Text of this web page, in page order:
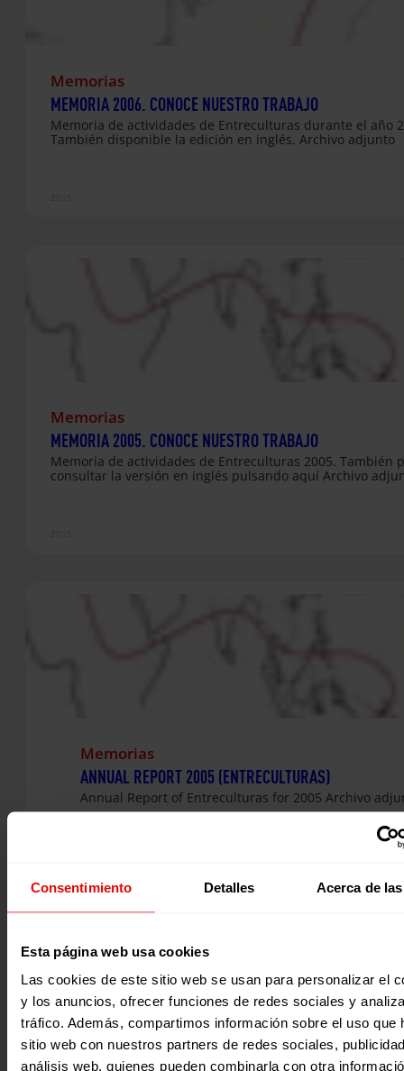
Consentimiento Detalles Acerca de
Esta página web usa cookies
Las cookies de este sitio web se usan para personalizar el
y los anuncios, ofrecer funciones de redes sociales y
tráfico. Además, compartimos información sobre el uso que
sitio web con nuestros partners de redes sociales,
análisis web, quienes pueden combinarla con otra
Memorias
MEMORIA 2006. CONOCE NUESTRO TRABAJO
Memoria de actividades de Entreculturas durante el año
También disponible la edición en inglés. Archivo adjunto
Memorias
MEMORIA 2005. CONOCE NUESTRO TRABAJO
Memoria de actividades de Entreculturas 2005. También
consultar la versión en inglés pulsando aquí Archivo
Memorias
ANNUAL REPORT 2005 (ENTRECULTURAS)
Annual Report of Entreculturas for 2005 Archivo